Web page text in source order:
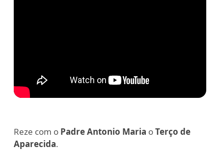
Reze com o Padre Antonio Maria oTerço de
Aparecida.